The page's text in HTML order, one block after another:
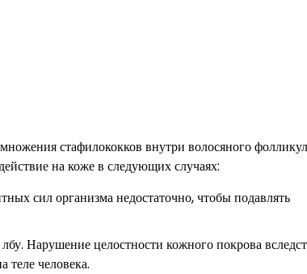
стафилококков внутри волосяного
на коже в следующих случаях:
сил организма недостаточно, чтобы подавлять
Нарушение целостности кожного покрова
теле человека.